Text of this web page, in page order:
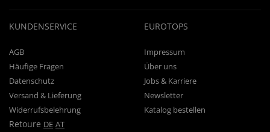
KUNDENSERVICE
AGB
Häufige Fragen
Datenschutz
Versand & Lieferung
Widerrufsbelehrung
Retoure DE AT
EUROTOPS
Impressum
Über uns
Jobs & Karriere
Newsletter
Katalog bestellen